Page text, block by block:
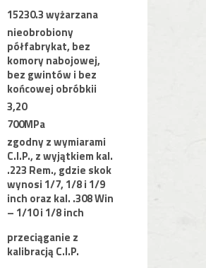
15230.3 wyżarzana
nieobrobiony
półfabrykat, bez
komory nabojowej,
bez gwintów i bez
końcowej obróbkii
3,20
700MPa
zgodny z wymiarami
C.I.P., z wyjątkiem kal.
.223 Rem., gdzie skok
wynosi 1/7, 1/8 i 1/9
inch oraz kal. .308 Win
– 1/10 i 1/8 inch
przeciąganie z
kalibracją C.I.P.